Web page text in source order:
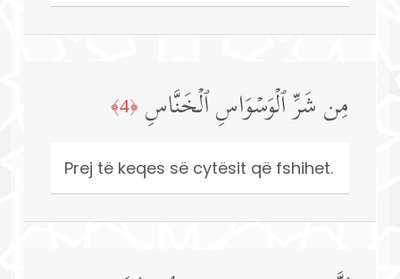
مِن شَرِّ ٱلۡوَسۡوَاسِ ٱلۡخَنَّاسِ ﴿4﴾
Prej të keqes së cytësit që fshihet.